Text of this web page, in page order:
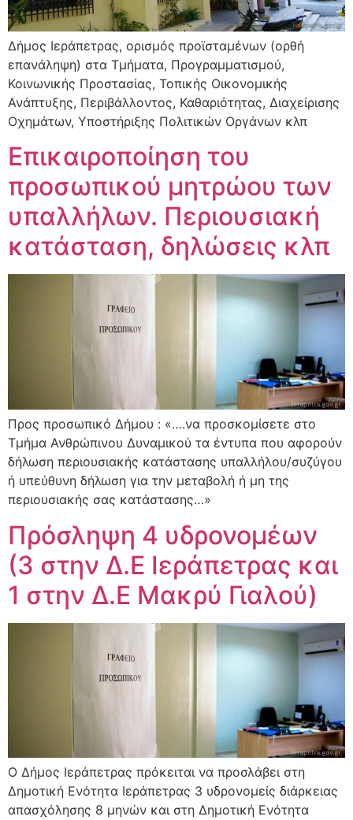
Δήμος Ιεράπετρας, ορισμός προϊσταμένων (ορθή
επανάληψη) στα Τμήματα, Προγραμματισμού,
Κοινωνικής Προστασίας, Τοπικής Οικονομικής
Ανάπτυξης, Περιβάλλοντος, Καθαριότητας, Διαχείρισης
Οχημάτων, Υποστήριξης Πολιτικών Οργάνων κλπ
Eπικαιροποίηση του
προσωπικού μητρώου των
υπαλλήλων. Περιουσιακή
κατάσταση, δηλώσεις κλπ
Προς προσωπικό Δήμου : «….να προσκομίσετε στο
Τμήμα Ανθρώπινου Δυναμικού τα έντυπα που αφορούν
δήλωση περιουσιακής κατάστασης υπαλλήλου/συζύγου
ή υπεύθυνη δήλωση για την μεταβολή ή μη της
περιουσιακής σας κατάστασης…»
Πρόσληψη 4 υδρονομέων
(3 στην Δ.Ε Ιεράπετρας και
1 στην Δ.Ε Μακρύ Γιαλού)
O Δήμος Ιεράπετρας πρόκειται να προσλάβει στη
Δημοτική Ενότητα Ιεράπετρας 3 υδρονομείς διάρκειας
απασχόλησης 8 μηνών και στη Δημοτική Ενότητα